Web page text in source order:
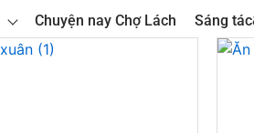
Chuyện nay Chợ Lách Sáng